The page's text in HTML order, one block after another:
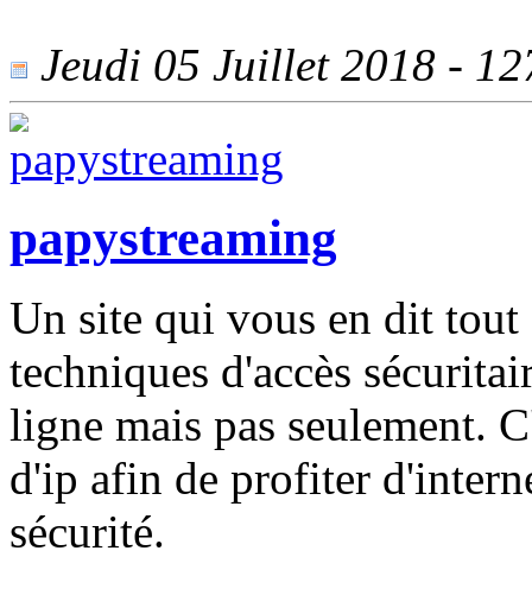
Jeudi 05 Juillet 2018 -
papystreaming
Un site qui vous en dit tout
techniques d'accès
ligne mais pas seulement.
d'ip afin de profiter
sécurité.